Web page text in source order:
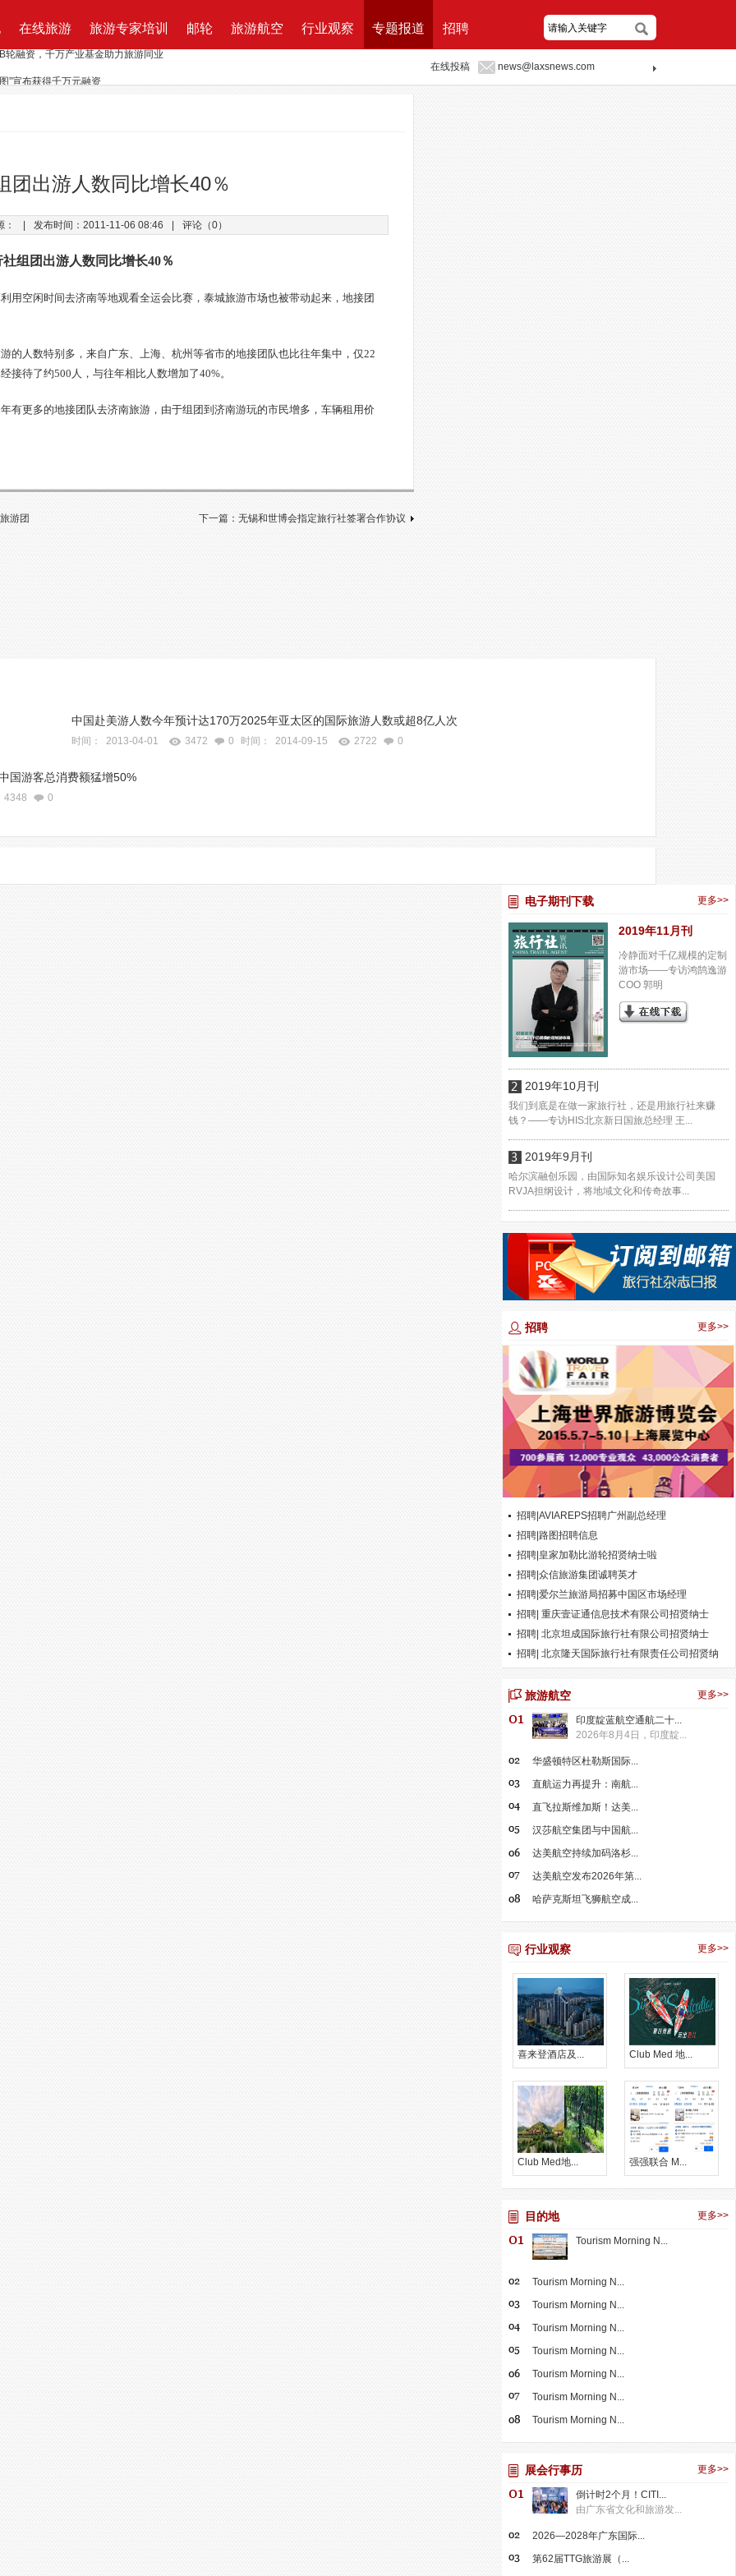
在线旅游 旅游专家培训 邮轮 旅游航空 行业观察 专题报道 招聘
Leistungsbeschreibung 招标说明
轮融资，千万产业基金助力旅游同业
在线投稿 news@laxsnews.com
团出游人数同比增长40％
： 发布时间：2011-11-06 08:46 评论（0）
组团出游人数同比增长40％
用空闲时间去济南等地观看全运会比赛，泰城旅游市场也被带动起来，地接团
的人数特别多，来自广东、上海、杭州等省市的地接团队也比往年集中，仅22
接待了约500人，与往年相比人数增加了40%。
有更多的地接团队去济南旅游，由于组团到济南游玩的市民增多，车辆租用价
游团 下一篇：无锡和世博会指定旅行社签署合作协议
中国赴美游人数今年预计达170万
时间： 2013-04-01 3472 0
2025年亚太区的国际旅游人数或超8亿人次
时间： 2014-09-15 2722 0
国游客总消费额猛增50%
4348 0
更多>>
电子期刊下载
2019年11月刊
冷静面对千亿规模的定制
游市场——专访鸿鹄逸游
COO 郭明
2019年10月刊
我们到底是在做一家旅行社，还是用旅行社来赚
钱？——专访HIS北京新日国旅总经理 王...
2019年9月刊
哈尔滨融创乐园，由国际知名娱乐设计公司美国
RVJA担纲设计，将地域文化和传奇故事...
更多>>
招聘
招聘|AVIAREPS招聘广州副总经理
招聘|路图招聘信息
招聘|皇家加勒比游轮招贤纳士啦
招聘|众信旅游集团诚聘英才
招聘|爱尔兰旅游局招募中国区市场经理
招聘| 重庆壹证通信息技术有限公司招贤纳士
招聘| 北京坦成国际旅行社有限公司招贤纳士
招聘| 北京隆天国际旅行社有限责任公司招贤纳
更多>>
旅游航空
印度靛蓝航空通航二十...
2026年8月4日，印度靛...
华盛顿特区杜勒斯国际...
直航运力再提升：南航...
直飞拉斯维加斯！达美...
汉莎航空集团与中国航...
达美航空持续加码洛杉...
达美航空发布2026年第...
哈萨克斯坦飞狮航空成...
更多>>
行业观察
喜来登酒店及... Club Med 地...
Club Med地... 强强联合 M...
更多>>
目的地
Tourism Morning N...
Tourism Morning N...
Tourism Morning N...
Tourism Morning N...
Tourism Morning N...
Tourism Morning N...
Tourism Morning N...
Tourism Morning N...
更多>>
展会行事历
倒计时2个月！CITI...
由广东省文化和旅游发...
2026—2028年广东国际...
第62届TTG旅游展（...